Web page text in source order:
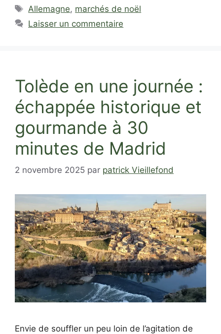
Étiquettes
Allemagne, marchés de noël
Laisser un commentaire
Tolède en une journée :
échappée historique et
gourmande à 30
minutes de Madrid
2 novembre 2025 par patrick Vieillefond
Envie de souffler un peu loin de l’agitation de